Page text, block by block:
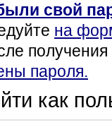
свой
на
пароля.
как